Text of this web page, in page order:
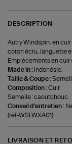
DESCRIPTION
Autry Windspin, en
coton écru, languette
Empiècements en cuir
Made in : Indonésie.
Taille & Coupe :
Composition :Cuir.
Semelle : caoutchouc.
Conseil d'entretien :
(ref-WSLWXA01)
LIVRAISON ET